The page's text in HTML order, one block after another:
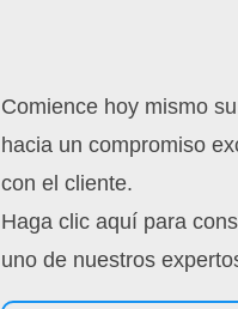
Comience hoy mismo
hacia un compromiso
con el cliente.
Haga clic aquí para
uno de nuestros